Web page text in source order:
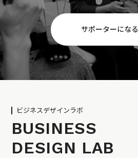
サポーターになる
ビジネスデザインラボ
BUSINESS
DESIGN LAB